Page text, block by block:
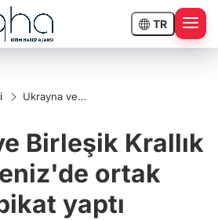
TR
Ukrayna ve
Karadeniz'de
ortak tatbikat
Birleşik Krallık
ortak
yaptı